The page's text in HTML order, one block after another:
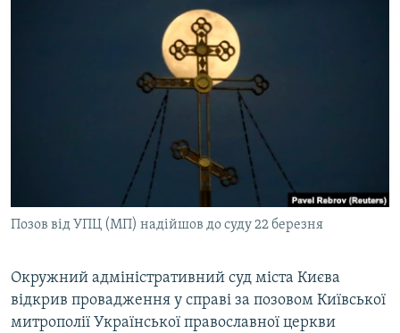
СВІДЧЕННЯ ОКУПАЦІЇ
УКРАЇНСЬКА ПРОБЛЕМА КРИМУ
ІНФОГРАФІКА
ЯК ОБІЙТИ БЛОКУВАННЯ
ДОЛУЧАЙСЯ!
Усі сайти RFE/RL
Позов від УПЦ (МП) надійшов до суду 22 березня
Окружний адміністративний суд міста Києва
відкрив провадження у справі за позовом Київської
митрополії Української православної церкви